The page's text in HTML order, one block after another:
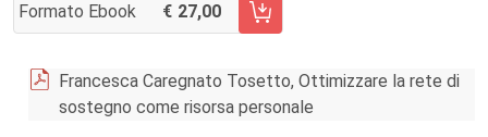
Formato Ebook 27,00
AGGIUNGI AL CARRELLO FASCICOLO 137/2025
Francesca Caregnato Tosetto, Ottimizzare la rete di
sostegno come risorsa personale